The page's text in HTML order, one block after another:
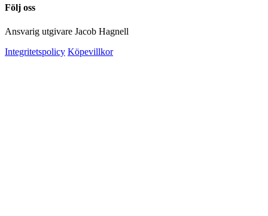
Följ oss
Ansvarig utgivare Jacob Hagnell
Integritetspolicy Köpevillkor